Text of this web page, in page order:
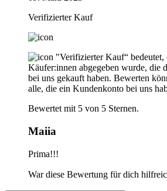
Verifizierter Kauf
"Verifizierter Kauf“ bedeutet,
Käufer:innen abgegeben wurde, die
bei uns gekauft haben. Bewerten
alle, die ein Kundenkonto bei uns
Bewertet mit 5 von 5 Sternen.
Maiia
Prima!!!
War diese Bewertung für dich